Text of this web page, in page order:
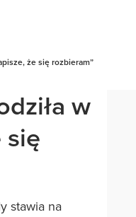
że się rozbieram”
w
stawia na